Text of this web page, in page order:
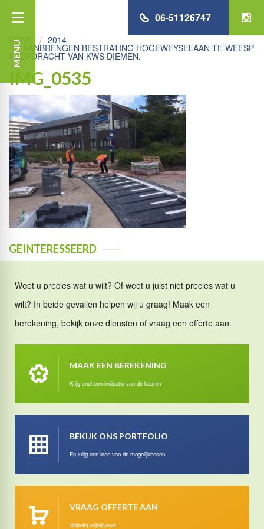
MENU
06-51126747
HOME 2014
AANBRENGEN BESTRATING HOGEWEYSELAAN TE WEESP
IN OPDRACHT VAN KWS DIEMEN.
IMG_0535
GEINTERESSEERD
Weet u precies wat u wilt? Of weet u juist niet precies wat u
wilt? In beide gevallen helpen wij u graag! Maak een
berekening, bekijk onze diensten of vraag een offerte aan.
MAAK EEN BEREKENING
Krijg snel een indicatie van de kosten
BEKIJK ONS PORTFOLIO
En krijg een idee van de mogelijkheden
VRAAG OFFERTE AAN
Volledig vrijblijvend